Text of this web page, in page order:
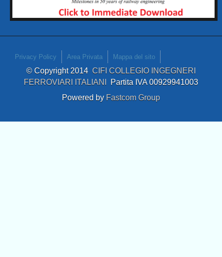
Privacy Policy Area Privata Mappa del sito
© Copyright 2014 CIFI COLLEGIO INGEGNERI
FERROVIARI ITALIANI Partita IVA 00929941003
Powered by Fastcom Group